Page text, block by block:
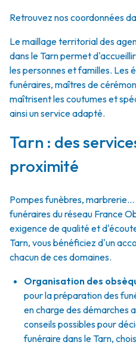
Retrouvez nos coordonnées
Le maillage territorial des
dans le Tarn permet
les personnes et familles. Les
funéraires, maîtres de
maîtrisent les coutumes et
ainsi un service adapté.
Tarn : des
proximité
Pompes funèbres,
funéraires du réseau France
exigence de qualité et
Tarn, vous bénéficiez d'un
chacun de ces domaines.
Organisation des
pour la préparation des
en charge des démarches
conseils possibles pour
funéraire dans le Tarn,